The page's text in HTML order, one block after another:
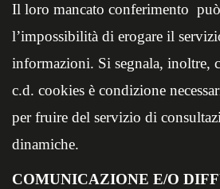
Il loro mancato conferimento
l’impossibilità di erogare il
informazioni. Si segnala, inoltre,
c.d. cookies è condizione
per fruire del servizio di
dinamiche.
COMUNICAZIONE E/O